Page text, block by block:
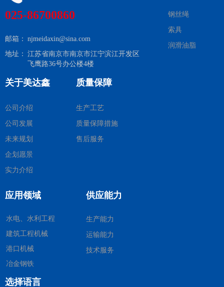
邮箱： njmeidaxin@sina.com
地址： 江苏省南京市南京市江宁滨江开发区
飞鹰路36号办公楼4楼
025-86700860 钢丝绳
索具
润滑油脂
公司介绍
公司发展
未来规划
企划愿景
实力介绍
关于美达鑫 质量保障
生产工艺
质量保障措施
售后服务
水电、水利工程
建筑工程机械
港口机械
冶金钢铁
应用领域 供应能力
生产能力
运输能力
技术服务
选择语言